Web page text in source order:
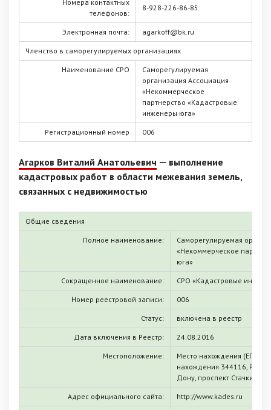
Номера контактных
телефонов:
8-928-226-86-85
Электронная почта: agarkoff@bk.ru
Членство в саморегулируемых организациях
Наименование СРО
Саморегулируемая
организация Ассоциация
«Некоммерческое
партнерство «Кадастровые
инженеры юга»
Регистрационный номер 006
Агарков Виталий Анатольевич — выполнение
кадастровых работ в области межевания земель,
связанных с недвижимостью
Общие сведения
Полное наименование:
Саморегулируемая
«Некоммерческое
юга»
Сокращенное наименование: СРО «Кадастровые
Номер реестровой записи: 006
Статус: включена в реестр
Дата включения в Реестр: 24.08.2016
Местоположение:
Место нахождения
нахождения 344116,
Дону, проспект Стачки, д.
Адрес официального сайта: http://www.kades.ru